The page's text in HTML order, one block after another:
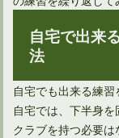
自宅で出来
法
自宅でも出来る練習
自宅では、下半身を
クラブを持つ必要